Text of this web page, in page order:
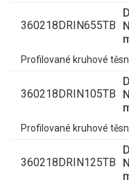
360218DRIN655TB
Profilované kruhové
360218DRIN105TB
Profilované kruhové
360218DRIN125TB